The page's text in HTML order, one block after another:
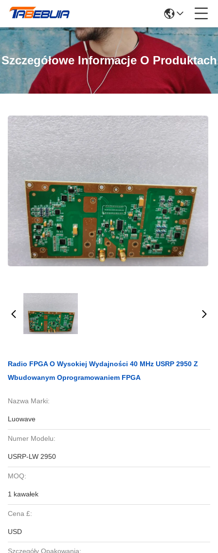
Szczegółowe Informacje O Produktach
Radio FPGA O Wysokiej Wydajności 40 MHz USRP 2950 Z
Wbudowanym Oprogramowaniem FPGA
Nazwa Marki:
Luowave
Numer Modelu:
USRP-LW 2950
MOQ:
1 kawałek
Cena £:
USD
Szczegóły Opakowania: